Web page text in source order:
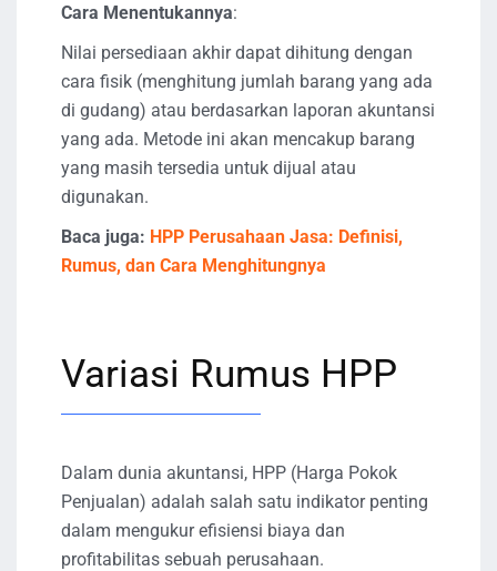
Cara Menentukannya:
Nilai persediaan akhir dapat dihitung dengan
cara fisik (menghitung jumlah barang yang ada
di gudang) atau berdasarkan laporan akuntansi
yang ada. Metode ini akan mencakup barang
yang masih tersedia untuk dijual atau
digunakan.
Baca juga: HPP Perusahaan Jasa: Definisi,
Rumus, dan Cara Menghitungnya
Variasi Rumus HPP
Dalam dunia akuntansi, HPP (Harga Pokok
Penjualan) adalah salah satu indikator penting
dalam mengukur efisiensi biaya dan
profitabilitas sebuah perusahaan.